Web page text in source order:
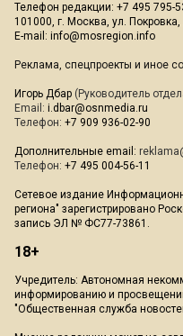
Телефон редакции: +7 495 795-
101000, г. Москва, ул. Покровка,
E-mail: info@mosregion.info
Реклама, спецпроекты и иное
Игорь Дбар (Руководитель
Email: i.dbar@osnmedia.ru
Телефон: +7 909 936-02-90
Дополнительные email:
Телефон: +7 495 004-56-11
Сетевое издание
региона" зарегистрировано
запись ЭЛ № ФС77-73861.
18+
Учредитель: Автономная
информированию и
"Общественная служба